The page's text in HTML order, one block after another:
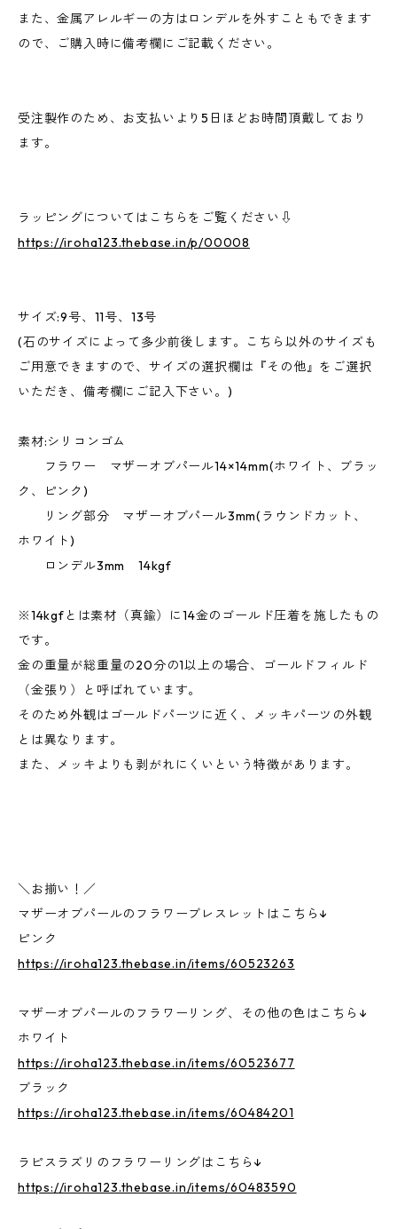
また、金属アレルギーの方はロンデルを外すこともできます
ので、ご購入時に備考欄にご記載ください。
受注製作のため、お支払いより5日ほどお時間頂戴しており
ます。
ラッピングについてはこちらをご覧ください⇩
https://iroha123.thebase.in/p/00008
サイズ:9号、11号、13号
(石のサイズによって多少前後します。こちら以外のサイズも
ご用意できますので、サイズの選択欄は『その他』をご選択
いただき、備考欄にご記入下さい。)
素材:シリコンゴム
フラワー マザーオブパール14×14mm(ホワイト、ブラッ
ク、ピンク)
リング部分 マザーオブパール3mm(ラウンドカット、
ホワイト)
ロンデル3mm 14kgf
※14kgfとは素材（真鍮）に14金のゴールド圧着を施したもの
です。
金の重量が総重量の20分の1以上の場合、ゴールドフィルド
（金張り）と呼ばれています。
そのため外観はゴールドパーツに近く、メッキパーツの外観
とは異なります。
また、メッキよりも剥がれにくいという特徴があります。
＼お揃い！／
マザーオブパールのフラワーブレスレットはこちら↓
ピンク
https://iroha123.thebase.in/items/60523263
マザーオブパールのフラワーリング、その他の色はこちら↓
ホワイト
https://iroha123.thebase.in/items/60523677
ブラック
https://iroha123.thebase.in/items/60484201
ラピスラズリのフラワーリングはこちら↓
https://iroha123.thebase.in/items/60483590